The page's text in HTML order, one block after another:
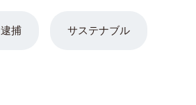
逮捕 サステナブル